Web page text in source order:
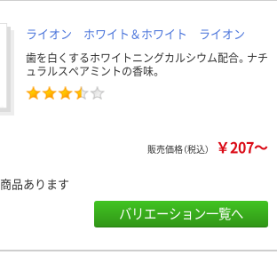
ライオン ホワイト＆ホワイト ライオン
歯を白くするホワイトニングカルシウム配合。ナチ
ュラルスペアミントの香味。
販売価格（税込） ￥207～
商品あります
バリエーション一覧へ